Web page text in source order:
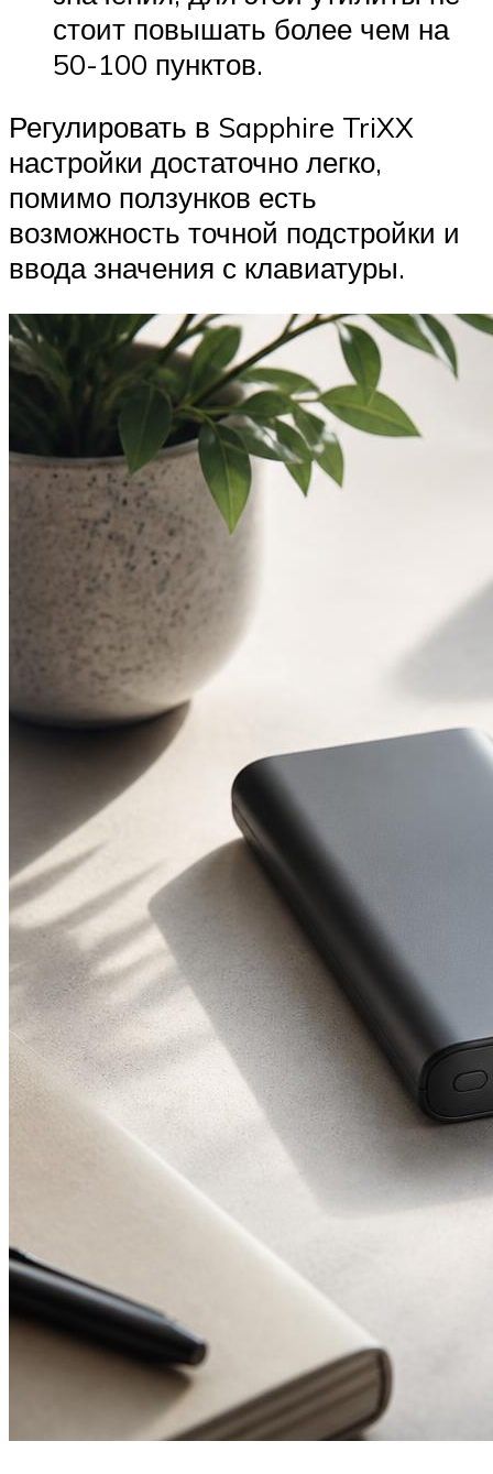
стоит повышать более чем на
50-100 пунктов.
Регулировать в Sapphire TriXX
настройки достаточно легко,
помимо ползунков есть
возможность точной подстройки и
ввода значения с клавиатуры.